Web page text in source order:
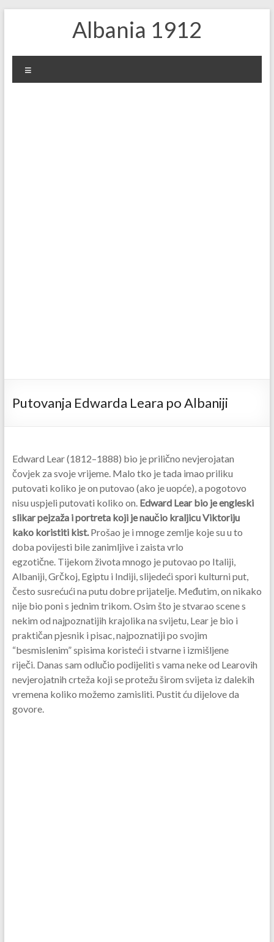
Albania 1912
Putovanja Edwarda Leara po Albaniji
Edward Lear (1812–1888) bio je prilično nevjerojatan
čovjek za svoje vrijeme. Malo tko je tada imao priliku
putovati koliko je on putovao (ako je uopće), a pogotovo
nisu uspjeli putovati koliko on. Edward Lear bio je engleski
slikar pejzaža i portreta koji je naučio kraljicu Viktoriju
kako koristiti kist.Prošao je i mnoge zemlje koje su u to
doba povijesti bile zanimljive i zaista vrlo
egzotične. Tijekom života mnogo je putovao po Italiji,
Albaniji, Grčkoj, Egiptu i Indiji, slijedeći spori kulturni put,
često susrećući na putu dobre prijatelje. Međutim, on nikako
nije bio poni s jednim trikom. Osim što je stvarao scene s
nekim od najpoznatijih krajolika na svijetu, Lear je bio i
praktičan pjesnik i pisac, najpoznatiji po svojim
“besmislenim” spisima koristeći i stvarne i izmišljene
riječi. Danas sam odlučio podijeliti s vama neke od Learovih
nevjerojatnih crteža koji se protežu širom svijeta iz dalekih
vremena koliko možemo zamisliti. Pustit ću dijelove da
govore.